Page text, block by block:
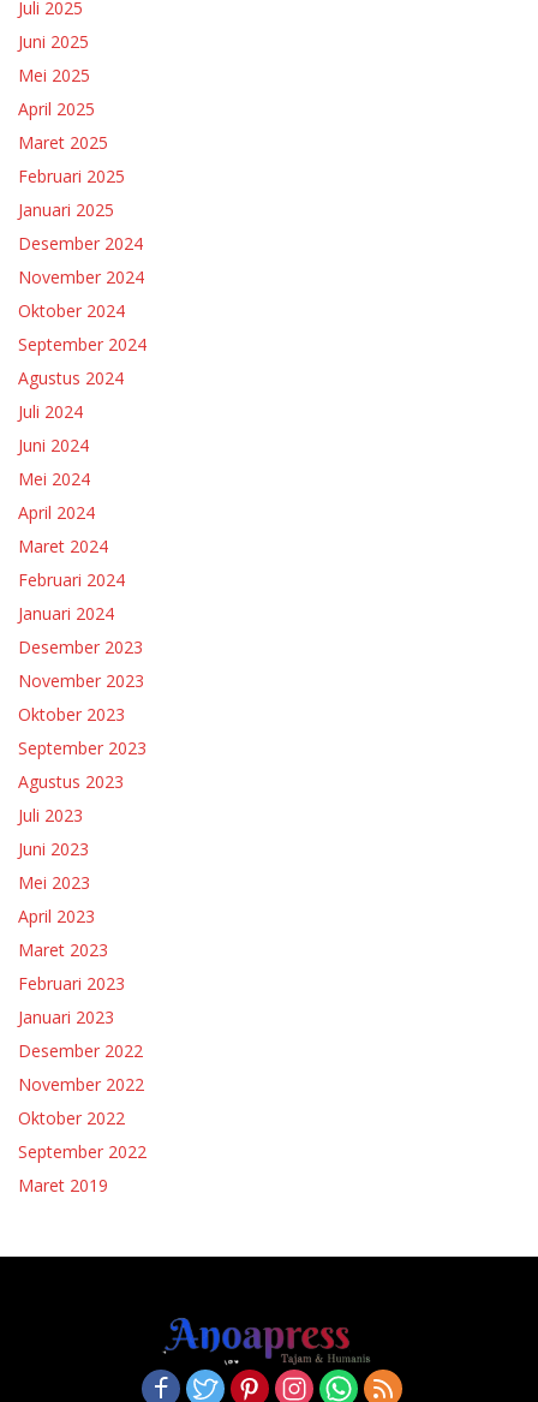
Juli 2025
Juni 2025
Mei 2025
April 2025
Maret 2025
Februari 2025
Januari 2025
Desember 2024
November 2024
Oktober 2024
September 2024
Agustus 2024
Juli 2024
Juni 2024
Mei 2024
April 2024
Maret 2024
Februari 2024
Januari 2024
Desember 2023
November 2023
Oktober 2023
September 2023
Agustus 2023
Juli 2023
Juni 2023
Mei 2023
April 2023
Maret 2023
Februari 2023
Januari 2023
Desember 2022
November 2022
Oktober 2022
September 2022
Maret 2019